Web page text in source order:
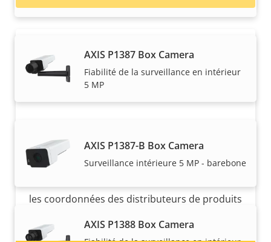
AXIS P1387 Box Camera
Fiabilité de la surveillance en intérieur
5 MP
AXIS P1387-B Box Camera
Surveillance intérieure 5 MP - barebone
AXIS P1388 Box Camera
Vous voulez vendre des produits
Axis ?
les coordonnées des distributeurs de produits